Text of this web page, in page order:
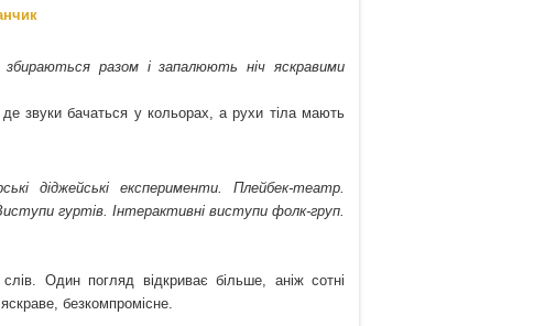
збираються разом і запалюють ніч яскравими
звуки бачаться у кольорах, а рухи тіла мають
діджейські експерименти. Плейбек-театр.
гуртів. Інтерактивні виступи фолк-груп.
Один погляд відкриває більше, аніж сотні
безкомпромісне.